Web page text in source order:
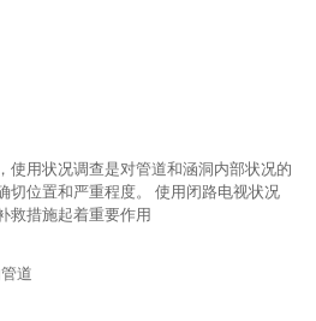
使用状况调查是对管道和涵洞内部状况的
切位置和严重程度。 使用闭路电视状况
救措施起着重要作用
道